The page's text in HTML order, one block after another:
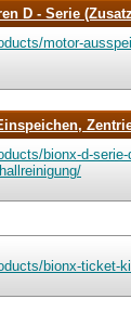
D - Serie
motor-
bionx-d-
bionx-ticket-